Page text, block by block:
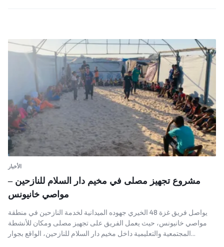
الأخبار
مشروع تجهيز مصلى في مخيم دار السلام للنازحين –
مواصي خانيونس
يواصل فريق غزة 48 الخيري جهوده الميدانية لخدمة النازحين في منطقة
مواصي خانيونس، حيث يعمل الفريق على تجهيز مصلى ومكان للأنشطة
المجتمعية والتعليمية داخل مخيم دار السلام للنازحين، الواقع بجوار…